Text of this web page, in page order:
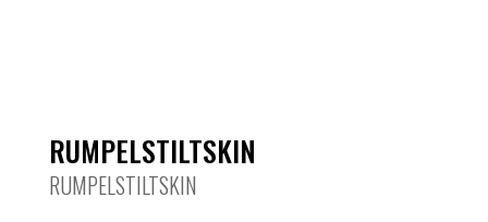
RUMPELSTILTSKIN
RUMPELSTILTSKIN